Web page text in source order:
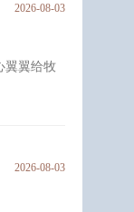
2026-08-03
翼翼给牧
。
2026-08-03